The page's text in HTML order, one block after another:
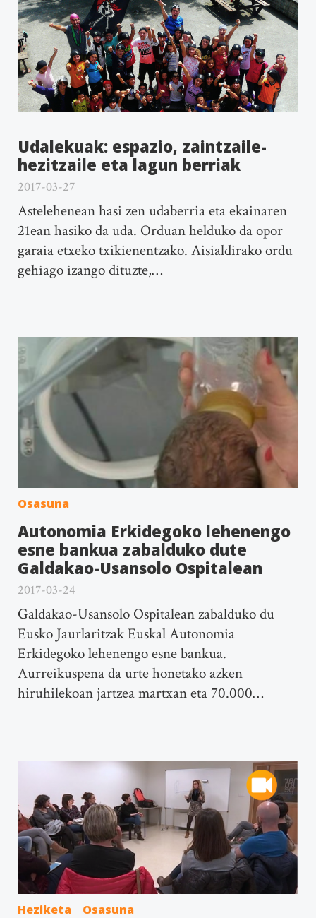
Udalekuak: espazio, zaintzaile-
hezitzaile eta lagun berriak
2017-03-27
Astelehenean hasi zen udaberria eta ekainaren
21ean hasiko da uda. Orduan helduko da opor
garaia etxeko txikienentzako. Aisialdirako ordu
gehiago izango dituzte,…
Osasuna
Autonomia Erkidegoko lehenengo
esne bankua zabalduko dute
Galdakao-Usansolo Ospitalean
2017-03-24
Galdakao-Usansolo Ospitalean zabalduko du
Eusko Jaurlaritzak Euskal Autonomia
Erkidegoko lehenengo esne bankua.
Aurreikuspena da urte honetako azken
hiruhilekoan jartzea martxan eta 70.000…
Heziketa Osasuna